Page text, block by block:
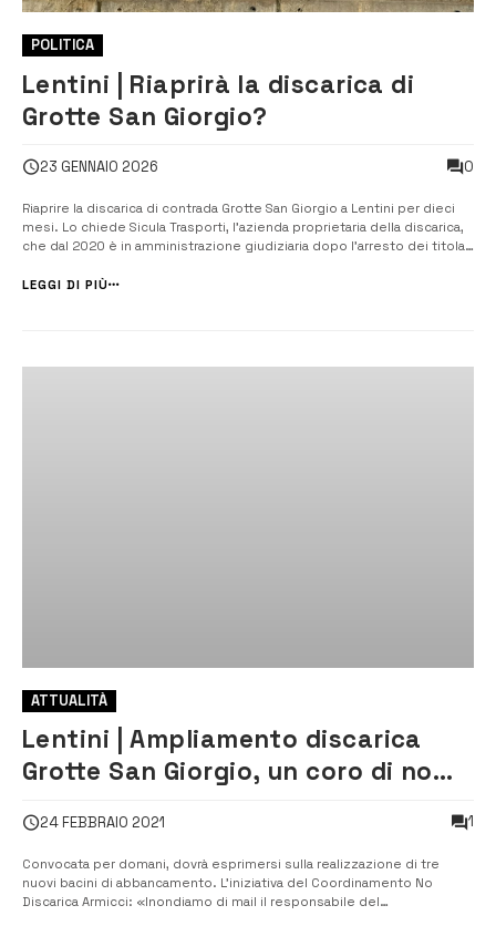
POLITICA
Lentini | Riaprirà la discarica di
Grotte San Giorgio?
23 GENNAIO 2026 0
Riaprire la discarica di contrada Grotte San Giorgio a Lentini per dieci
mesi. Lo chiede Sicula Trasporti, l’azienda proprietaria della discarica,
che dal 2020 è in amministrazione giudiziaria dopo l’arresto dei titolari
presentata alla Regione e la CTS, la commissione tecnica-...
LEGGI DI PIÙ
ATTUALITÀ
Lentini | Ampliamento discarica
Grotte San Giorgio, un coro di no
servizi
24 FEBBRAIO 2021 1
Convocata per domani, dovrà esprimersi sulla realizzazione di tre
nuovi bacini di abbancamento. L’iniziativa del Coordinamento No
Discarica Armicci: «Inondiamo di mail il responsabile del